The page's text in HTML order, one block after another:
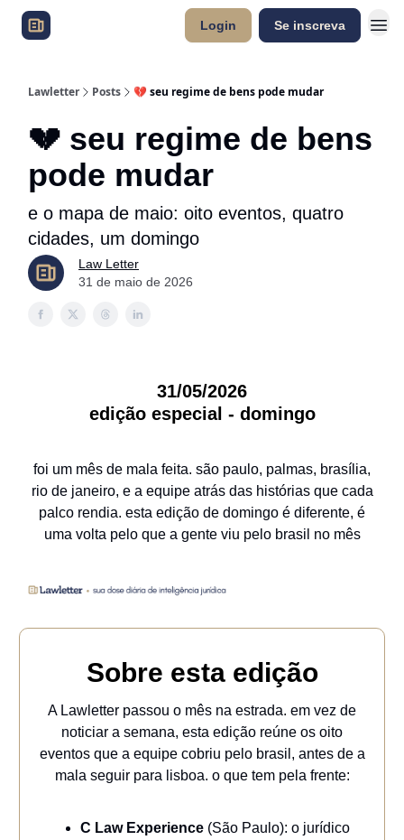
Login Se inscreva
Lawletter Posts 💔 seu regime de bens pode mudar
💔 seu regime de bens
pode mudar
e o mapa de maio: oito eventos, quatro
cidades, um domingo
Law Letter
31 de maio de 2026
31/05/2026
edição especial - domingo
foi um mês de mala feita. são paulo, palmas, brasília,
rio de janeiro, e a equipe atrás das histórias que cada
palco rendia. esta edição de domingo é diferente, é
uma volta pelo que a gente viu pelo brasil no mês
Sobre esta edição
A Lawletter passou o mês na estrada. em vez de
noticiar a semana, esta edição reúne os oito
eventos que a equipe cobriu pelo brasil, antes de a
mala seguir para lisboa. o que tem pela frente:
C Law Experience (São Paulo): o jurídico